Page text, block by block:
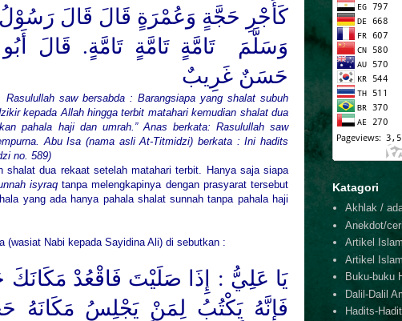
كَأَجْرِ حَجَّةٍ وَعُمْرَةٍ قَالَ قَالَ رَسُوْلُ
وَسَلَّمَ
تَامَّةٍ تَامَّةٍ تَامَّةٍ. قَالَ
حَسَنٌ غَرِيبٌ
saw bersabda : Barangsiapa yang shalat subuh
kepada Allah hingga terbit matahari kemudian shalat dua
pahala haji dan umrah.” Anas berkata: Rasulullah saw
Abu Isa (nama asli At-Titmidzi) berkata : Ini hadits
no. 589)
shalat dua rekaat setelah matahari terbit. Hanya saja siapa
isyraq tanpa melengkapinya dengan prasyarat tersebut
yang ada hanya pahala shalat sunnah tanpa pahala haji
(wasiat Nabi kepada Sayidina Ali) di sebutkan :
يَا عَلِيُّ : إِذَا صَلَيْتَ فَاقْعُدْ
فَإِنَّهُ يَكْتُبُ لِمَنْ يَجْلِسُ مَكَانَهُ
Katagori
Akhlak /
Anekdot/
Artikel
Artikel
Buku-buku
Dalil-Dalil
Hadits-